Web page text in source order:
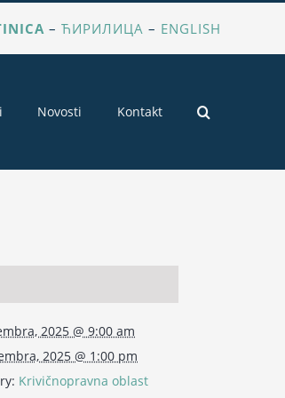
–ЋИРИЛИЦА – ENGLISH
Novosti Kontakt
2025 @ 9:00 am
2025 @ 1:00 pm
Krivičnopravna oblast